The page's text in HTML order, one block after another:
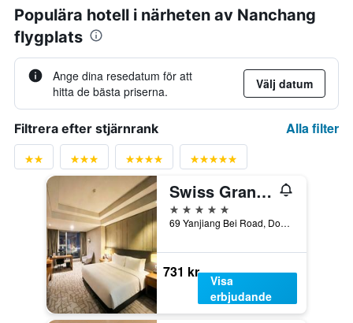
Populära hotell i närheten av Nanchang
flygplats
Ange dina resedatum för att
hitta de bästa priserna.
Välj datum
Filtrera efter stjärnrank Alla filter
Swiss Grand Nanchang
5 stjärnor
69 Yanjiang Bei Road, Donghu District, Nanchang, Kina
731 kr
Visa
erbjudande